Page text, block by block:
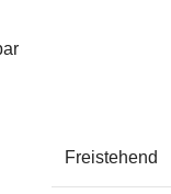
Freistehend